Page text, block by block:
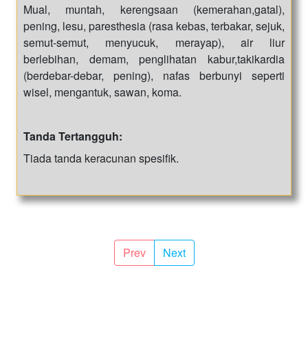
Mual, muntah, kerengsaan (kemerahan,gatal),
pening, lesu, paresthesia (rasa kebas, terbakar, sejuk,
semut-semut, menyucuk, merayap), air liur
berlebihan, demam, penglihatan kabur,takikardia
(berdebar-debar, pening), nafas berbunyi seperti
wisel, mengantuk, sawan, koma.
Tanda Tertangguh:
Tiada tanda keracunan spesifik.
Prev Next